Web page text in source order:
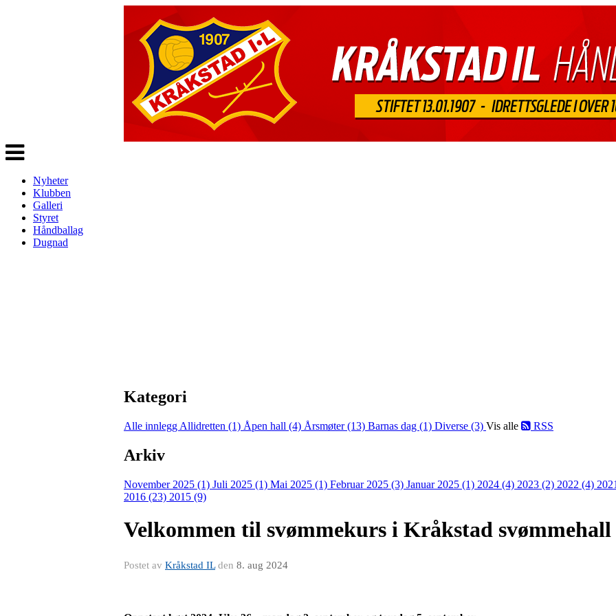
Veksle
navigasjon
Nyheter
Klubben
Galleri
Styret
Håndballag
Dugnad
Kategori
Alle innlegg Allidretten (1) Åpen hall (4) Årsmøter (13) Barnas dag (1) Diverse (3) Vis alle RSS
Arkiv
November 2025 (1) Juli 2025 (1) Mai 2025 (1) Februar 2025 (3) Januar 2025 (1) 2024 (4) 2023 (2) 2022 (4)
2016 (23) 2015 (9)
Velkommen til svømmekurs i Kråkstad svømmehall
Postet av Kråkstad ILden 8. aug 2024